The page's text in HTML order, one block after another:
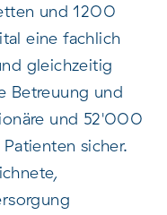
und 1200
eine fachlich
gleichzeitig
Betreuung und
und 52'000
sicher.